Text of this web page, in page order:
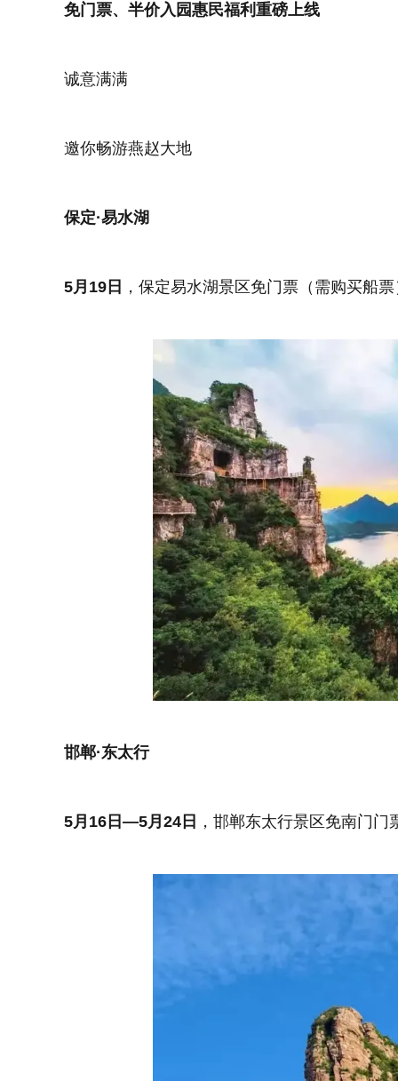
免门票、半价入园惠民福利重磅上线
诚意满满
邀你畅游燕赵大地
保定·易水湖
5月19日 ，保定易水湖景区免门票（需购买船
邯郸·东太行
5月16日—5月24日 ，邯郸东太行景区免南门门